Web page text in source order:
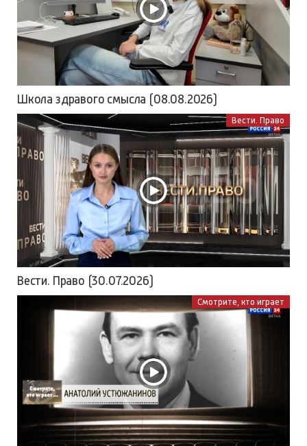
Школа здравого смысла (08.08.2026)
Вести. Право
Вести. Право (30.07.2026)
Смотрите, кто играет